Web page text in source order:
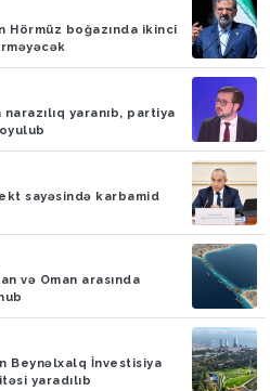
Hörmüz boğazında ikinci
yaranıb, partiya
sayəsində karbamid
və Oman arasında
Beynəlxalq İnvestisiya
yaradılıb